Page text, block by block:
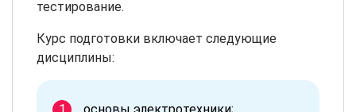
тестирование.
Курс подготовки включает следующие
дисциплины: